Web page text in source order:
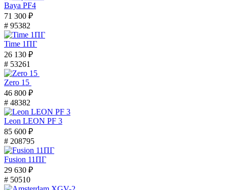
Baya PF4
71 300 ₽
# 95382
Time 1ПГ
26 130 ₽
# 53261
Zero 15
46 800 ₽
# 48382
Leon LEON PF 3
85 600 ₽
# 208795
Fusion 11ПГ
29 630 ₽
# 50510